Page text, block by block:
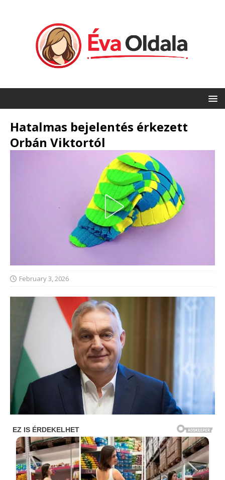
Hatalmas bejelentés érkezett
Orbán Viktortól
February 3, 2026